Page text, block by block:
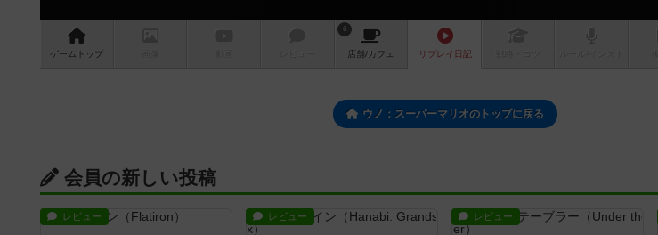
ゲーム トップ
6
店舗/カフェ リプレイ 日記
ウノ：スーパーマリオのトップに戻る
会員の新しい投稿
レビュー レビュー レビュー